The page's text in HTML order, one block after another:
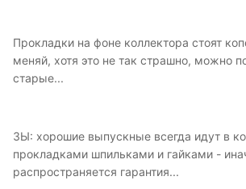
Прокладки на фоне коллектора стоят
меняй, хотя это не так страшно, можно
старые...
ЗЫ: хорошие выпускные всегда идут в
прокладками шпильками и гайками -
распространяется гарантия...